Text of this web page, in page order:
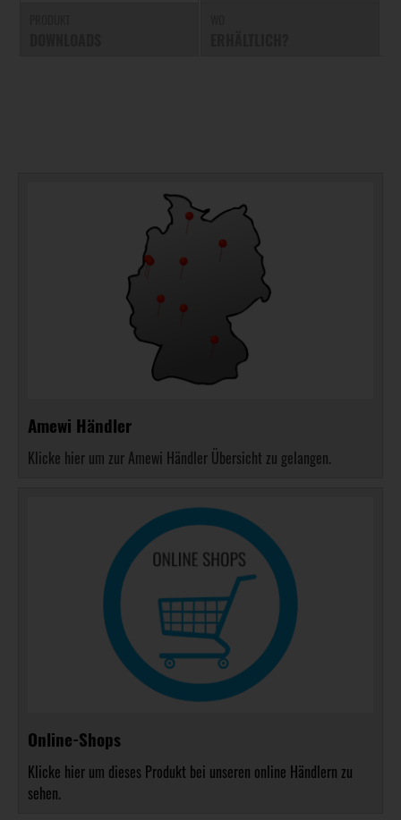
Amewi Händler
Klicke hier um zur Amewi Händler Übersicht zu gelangen.
Online-Shops
Klicke hier um dieses Produkt bei unseren online Händlern zu
sehen.